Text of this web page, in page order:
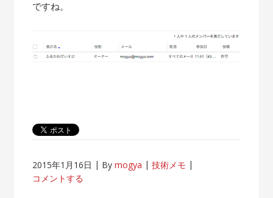
ですね。
2015年1月16日 Bymogya
技術メモ
コメントする